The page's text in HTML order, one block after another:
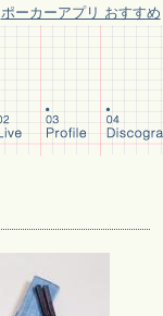
ポーカーアプリ おすすめ